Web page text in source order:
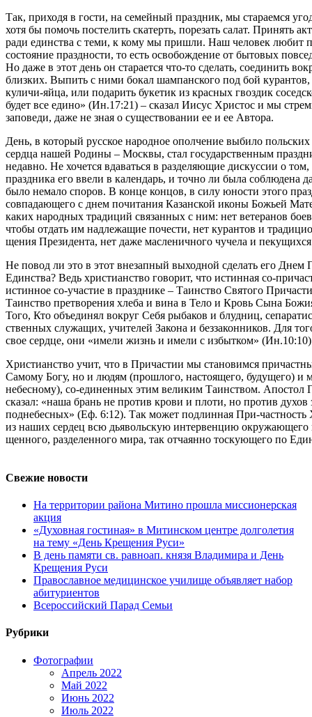
Так, приходя в гости, на семейный праздник, мы стараемся
хотя бы помочь постелить скатерть, порезать салат. Принять
ради единства с теми, к кому мы пришли. Наш человек любит
состояние праздности, то есть освобождение от бытовых
Но даже в этот день он старается что-то сделать, соединить
близких. Выпить с ними бокал шампанского под бой курантов,
куличи-яйца, или подарить букетик из красных гвоздик
будет все едино» (Ин.17:21) – сказал Иисус Христос и мы
заповеди, даже не зная о существовании ее и ее Автора.
День, в который русское народное ополчение выбило польских
сердца нашей Родины – Москвы, стал государственным
недавно. Не хочется вдаваться в разделяющие дискуссии о том,
праздника его ввели в календарь, и точно ли была соблюдена
было немало споров. В конце концов, в силу юности этого
совпадающего с днем почитания Казанской иконы Божьей
каких народных традиций связанных с ним: нет ветеранов
чтобы отдать им надлежащие почести, нет курантов и
щения Президента, нет даже масленичного чучела и
Не повод ли это в этот внезапный выходной сделать его Днем
Единства? Ведь христианство говорит, что истинная со-
истинное со-участие в празднике – Таинство Святого
Таинство претворения хлеба и вина в Тело и Кровь Сына
Того, Кто объединял вокруг Себя рыбаков и блудниц,
ственных служащих, учителей Закона и беззаконников. Для
свое сердце, они «имели жизнь и имели с избытком»
Христианство учит, что в Причастии мы становимся
Самому Богу, но и людям (прошлого, настоящего, будущего) и
небесному), со-единенных этим великим Таинством. Апостол
сказал: «наша брань не против крови и плоти, но против духов
поднебесных» (Еф. 6:12). Так может подлинная При-частность
из наших сердец всю дьявольскую интервенцию окружающего
щенного, разделенного мира, так отчаянно тоскующего по
Свежие новости
На территории района Митино прошла миссионерская
акция
«Духовная гостиная» в Митинском центре долголетия
на тему «День Крещения Руси»
В день памяти св. равноап. князя Владимира и День
Крещения Руси
Православное медицинское училище объявляет набор
абитуриентов
Всероссийский Парад Семьи
Рубрики
Фотографии
Апрель 2022
Май 2022
Июнь 2022
Июль 2022